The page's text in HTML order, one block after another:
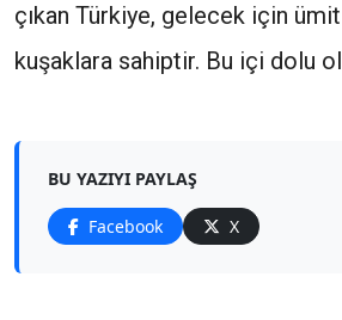
çıkan Türkiye, gelecek için
kuşaklara sahiptir. Bu içi dolu
BU YAZIYI PAYLAŞ
Facebook X